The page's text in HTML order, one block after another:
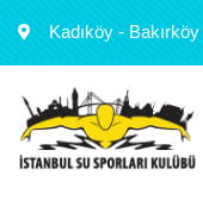
Kadıköy -